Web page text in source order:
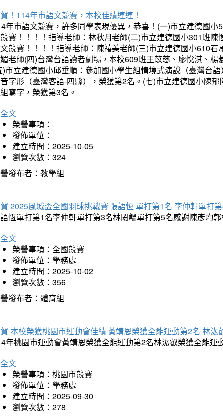
！114年市語文競賽，本校佳績連連！
年市語文競賽，許多同學表現優異，恭喜！(一)市立建德國
賽！！！！指導老師：林秋月老師(二)市立建德國小301班
競賽！！！！指導老師：陳禧美老師(三)市立建德國小610
老師(四)台灣台語讀者劇場，本校609班王苡慈、廖悅淇、
)市立建德國小邱垂順：參加國小學生組情境式演說（臺灣台
字形（臺灣客語-四縣），榮獲第2名。(七)市立建德國小陳
寫字，榮獲第3名。
文
榮譽事項：
發佈單位：
建立時間：2025-10-05
瀏覽次數：324
發布者：教學組
2025風城盃全國羽球挑戰賽 張語恆 單打第1名 李仲軒單打
恆單打第1名李仲軒單打第3名林閎韞單打第5名感謝陳彥均
文
榮譽事項：全國競賽
發佈單位：學務處
建立時間：2025-10-02
瀏覽次數：356
發布者：體育組
本校榮獲桃園市運動會佳績 黃靖恩榮獲全能運動第2名 林汯
年桃園市運動會黃靖恩榮獲全能運動第2名林汯叡榮獲全能運
文
榮譽事項：桃園市競賽
發佈單位：學務處
建立時間：2025-09-30
瀏覽次數：278